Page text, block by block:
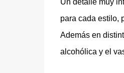
Un detalle muy
para cada estilo,
Además en
alcohólica y el